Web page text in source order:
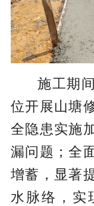
施工期
位开展山塘
全隐患实施
漏问题；全
增蓄，显著
水脉络，实